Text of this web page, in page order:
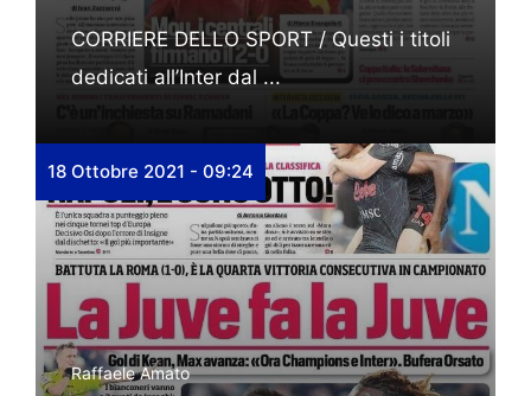
CORRIERE DELLO SPORT / Questi i titoli
dedicati all’Inter dal ...
18 Ottobre 2021 - 09:24
Raffaele Amato